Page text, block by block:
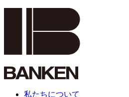
私たちについて